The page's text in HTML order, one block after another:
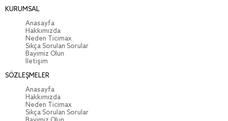
KURUMSAL
Anasayfa
Hakkımızda
Neden Ticimax
Sıkça Sorulan Sorular
Bayimiz Olun
İletişim
SÖZLEŞMELER
Anasayfa
Hakkımızda
Neden Ticimax
Sıkça Sorulan Sorular